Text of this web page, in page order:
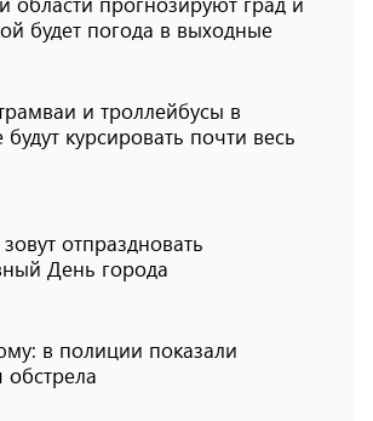
будет погода в выходные
и троллейбусы в
курсировать почти весь
отпраздновать
День города
в полиции показали
обстрела